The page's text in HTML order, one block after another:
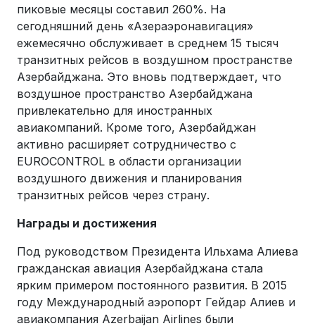
пиковые месяцы составил 260%. На
сегодняшний день «Азераэронавигация»
ежемесячно обслуживает в среднем 15 тысяч
транзитных рейсов в воздушном пространстве
Азербайджана. Это вновь подтверждает, что
воздушное пространство Азербайджана
привлекательно для иностранных
авиакомпаний. Кроме того, Азербайджан
активно расширяет сотрудничество с
EUROCONTROL в области организации
воздушного движения и планирования
транзитных рейсов через страну.
Награды и достижения
Под руководством Президента Ильхама Алиева
гражданская авиация Азербайджана стала
ярким примером постоянного развития. В 2015
году Международный аэропорт Гейдар Алиев и
авиакомпания Azerbaijan Airlines были